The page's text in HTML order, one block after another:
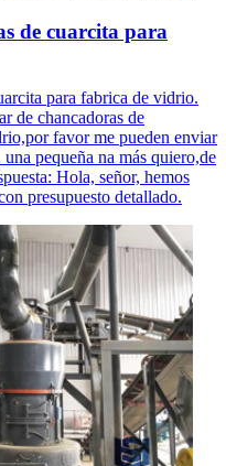
de cuarcita para
para fabrica de vidrio.
de chancadoras de
favor me pueden enviar
pequeña na más quiero,de
Hola, señor, hemos
presupuesto detallado.